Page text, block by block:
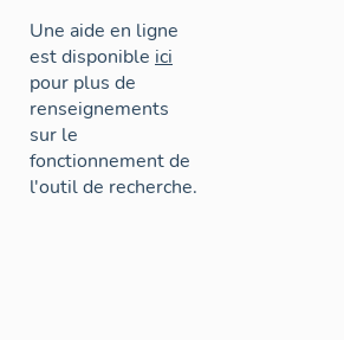
Une aide en ligne
est disponible ici
pour plus de
renseignements
sur le
fonctionnement de
l'outil de recherche.